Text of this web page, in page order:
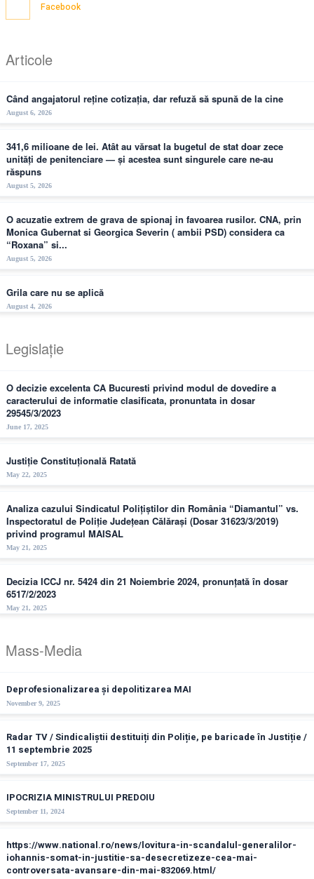
Facebook
Articole
Când angajatorul reține cotizația, dar refuză să spună de la cine
August 6, 2026
341,6 milioane de lei. Atât au vărsat la bugetul de stat doar zece
unități de penitenciare — și acestea sunt singurele care ne-au
răspuns
August 5, 2026
O acuzatie extrem de grava de spionaj in favoarea rusilor. CNA, prin
Monica Gubernat si Georgica Severin ( ambii PSD) considera ca
“Roxana” si...
August 5, 2026
Grila care nu se aplică
August 4, 2026
Legislație
O decizie excelenta CA Bucuresti privind modul de dovedire a
caracterului de informatie clasificata, pronuntata in dosar
29545/3/2023
June 17, 2025
Justiție Constituțională Ratată
May 22, 2025
Analiza cazului Sindicatul Polițiștilor din România “Diamantul” vs.
Inspectoratul de Poliție Județean Călărași (Dosar 31623/3/2019)
privind programul MAISAL
May 21, 2025
Decizia ICCJ nr. 5424 din 21 Noiembrie 2024, pronunțată în dosar
6517/2/2023
May 21, 2025
Mass-Media
Deprofesionalizarea și depolitizarea MAI
November 9, 2025
Radar TV / Sindicaliștii destituiți din Poliție, pe baricade în Justiție /
11 septembrie 2025
September 17, 2025
IPOCRIZIA MINISTRULUI PREDOIU
September 11, 2024
https://www.national.ro/news/lovitura-in-scandalul-generalilor-
iohannis-somat-in-justitie-sa-desecretizeze-cea-mai-
controversata-avansare-din-mai-832069.html/